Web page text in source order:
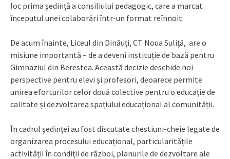
loc prima ședință a consiliului pedagogic, care a marcat
începutul unei colaborări într-un format reînnoit.
De acum înainte, Liceul din Dinăuți, CT Noua Suliță, are o
misiune importantă – de a deveni instituție de bază pentru
Gimnaziul din Berestea. Această decizie deschide noi
perspective pentru elevi și profesori, deoarece permite
unirea eforturilor celor două colective pentru o educație de
calitate și dezvoltarea spațiului educațional al comunității.
În cadrul ședinței au fost discutate chestiuni-cheie legate de
organizarea procesului educațional, particularitățile
activității în condiții de război, planurile de dezvoltare ale